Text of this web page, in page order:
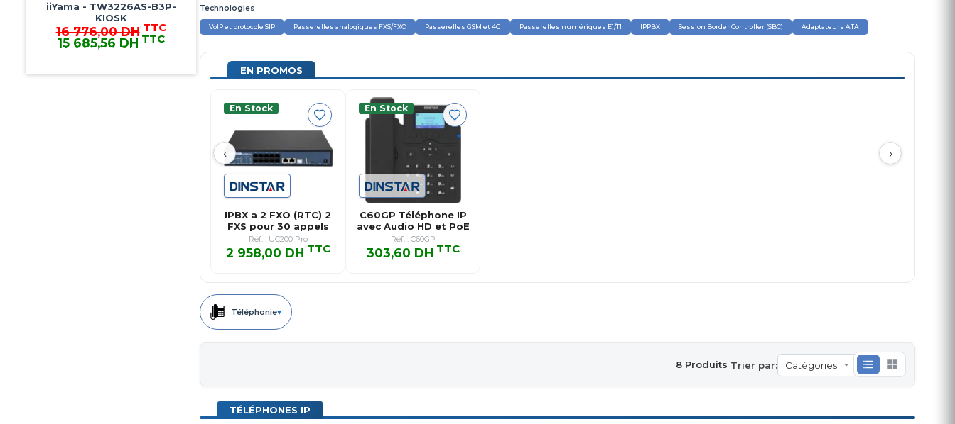
228,00 DHTTC
213,18 DHTTC
213,18 DH TTC
Technologies
VoIP et protocole SIP Passerelles analogiques FXS/FXO Passerelles GSM et 4G Passerelles numériques E1/T1 IPPBX Session Border Controller (SBC) Adaptateurs ATA
EN PROMOS
‹ ›
En Stock
IPBX a 2 FXO (RTC) 2
FXS pour 30 appels
simu…
Réf. : UC200 Pro
2 958,00 DH TTC
2 958,00 DH TTC
En Stock
C60GP Téléphone IP
avec Audio HD et PoE
Réf. : C60GP
303,60 DH TTC
303,60 DH TTC
Téléphonie▾
Trier par:
8 Produits
TÉLÉPHONES IP